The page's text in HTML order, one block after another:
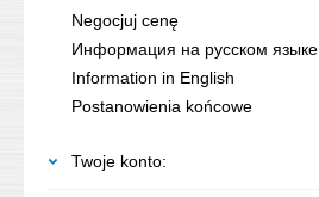
Negocjuj cenę
Информация на русском языке
Information in English
Postanowienia końcowe
Twoje konto: